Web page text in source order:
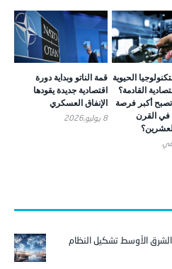
الحيوية
القادمة؟
تصبح أكبر فرصة
في القرن
قمة الناتو وبداية دورة
اقتصادية جديدة يقودها
الإنفاق العسكري
8 يوليو,2026
الشرق الأوسط تشكيل النظام